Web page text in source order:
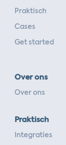
Praktisch
Cases
Get started
Over ons
Over ons
Praktisch
Integraties